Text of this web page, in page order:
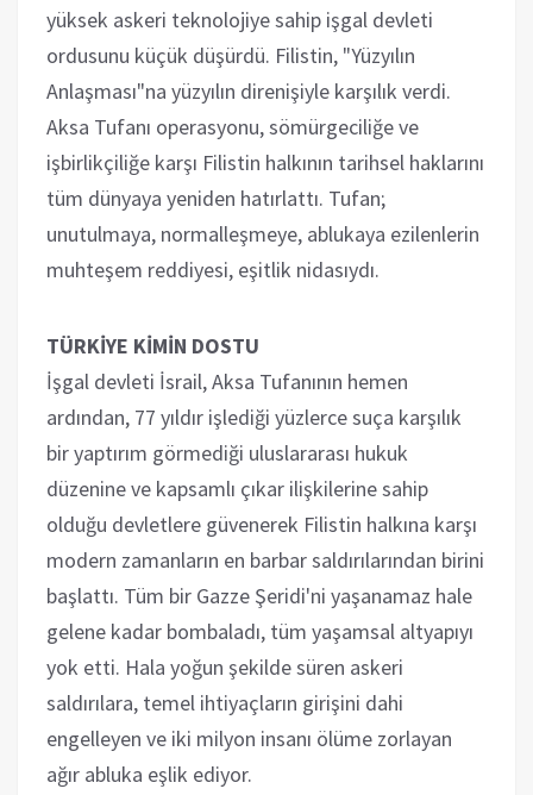
yüksek askeri teknolojiye sahip işgal devleti
ordusunu küçük düşürdü. Filistin, "Yüzyılın
Anlaşması"na yüzyılın direnişiyle karşılık verdi.
Aksa Tufanı operasyonu, sömürgeciliğe ve
işbirlikçiliğe karşı Filistin halkının tarihsel haklarını
tüm dünyaya yeniden hatırlattı. Tufan;
unutulmaya, normalleşmeye, ablukaya ezilenlerin
muhteşem reddiyesi, eşitlik nidasıydı.
TÜRKİYE KİMİN DOSTU
İşgal devleti İsrail, Aksa Tufanının hemen
ardından, 77 yıldır işlediği yüzlerce suça karşılık
bir yaptırım görmediği uluslararası hukuk
düzenine ve kapsamlı çıkar ilişkilerine sahip
olduğu devletlere güvenerek Filistin halkına karşı
modern zamanların en barbar saldırılarından birini
başlattı. Tüm bir Gazze Şeridi'ni yaşanamaz hale
gelene kadar bombaladı, tüm yaşamsal altyapıyı
yok etti. Hala yoğun şekilde süren askeri
saldırılara, temel ihtiyaçların girişini dahi
engelleyen ve iki milyon insanı ölüme zorlayan
ağır abluka eşlik ediyor.